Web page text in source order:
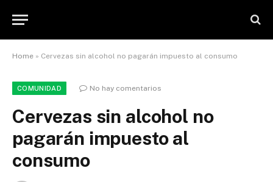
Home » Cervezas sin alcohol no pagarán impuesto al consumo
COMUNIDAD No hay comentarios
Cervezas sin alcohol no
pagarán impuesto al
consumo